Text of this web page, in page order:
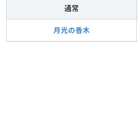
通常
月光の香木